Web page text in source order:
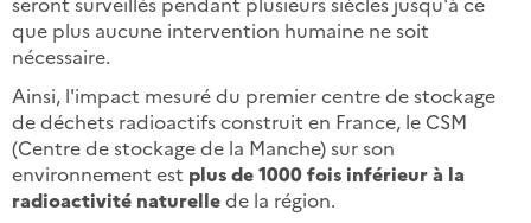
que plus aucune intervention humaine ne soit
nécessaire.
Ainsi, l'impact mesuré du premier centre de stockage
de déchets radioactifs construit en France, le CSM
(Centre de stockage de la Manche) sur son
environnement est plus de 1000 fois inférieur à la
radioactivité naturellede la région.